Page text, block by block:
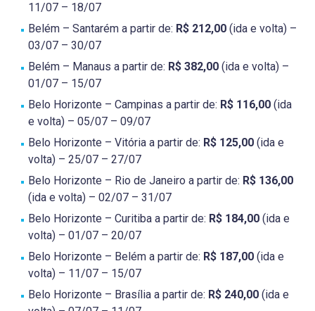
11/07 – 18/07
Belém – Santarém a partir de: R$ 212,00 (ida e volta) –
03/07 – 30/07
Belém – Manaus a partir de: R$ 382,00 (ida e volta) –
01/07 – 15/07
Belo Horizonte – Campinas a partir de: R$ 116,00 (ida
e volta) – 05/07 – 09/07
Belo Horizonte – Vitória a partir de: R$ 125,00 (ida e
volta) – 25/07 – 27/07
Belo Horizonte – Rio de Janeiro a partir de: R$ 136,00
(ida e volta) – 02/07 – 31/07
Belo Horizonte – Curitiba a partir de: R$ 184,00 (ida e
volta) – 01/07 – 20/07
Belo Horizonte – Belém a partir de: R$ 187,00 (ida e
volta) – 11/07 – 15/07
Belo Horizonte – Brasília a partir de: R$ 240,00 (ida e